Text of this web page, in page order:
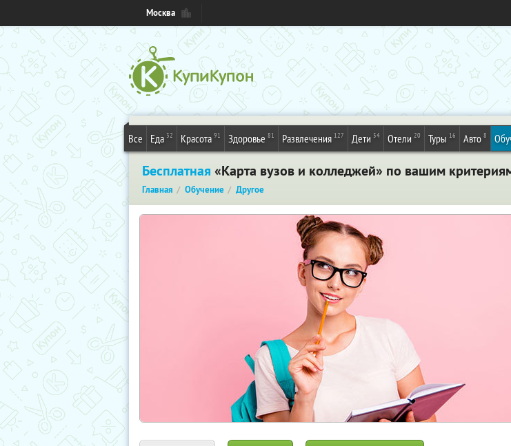
Москва
Все Еда 32 Красота 91 Здоровье 81 Развлечения 127 Дети 54 Отели 20 Туры 16 Авто 8
Бесплатная «Карта вузов и колледжей» по вашим
Главная Обучение Другое